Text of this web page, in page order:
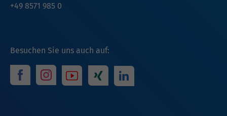
Besuchen Sie uns auch auf:
+49 8571 985 0